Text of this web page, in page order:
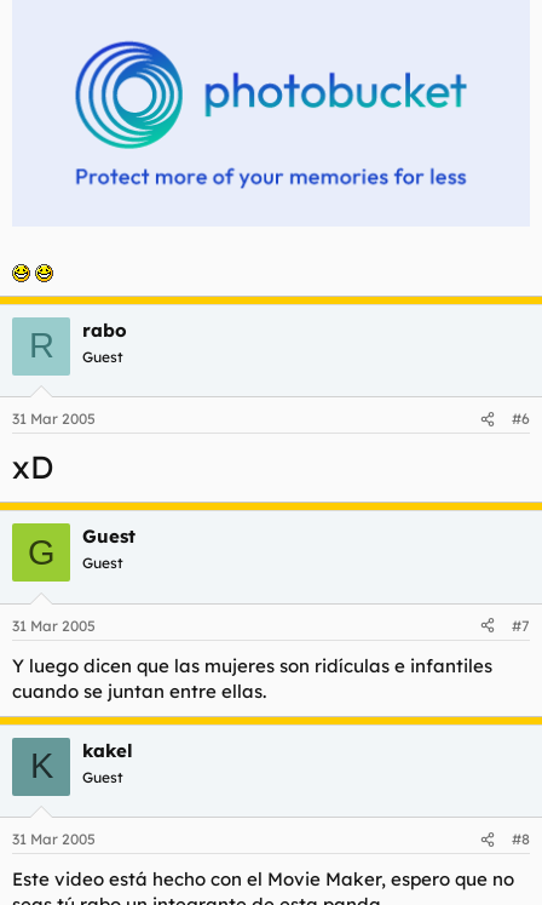
R rabo
Guest
31 Mar 2005 #6
xD
G Guest
Guest
31 Mar 2005 #7
Y luego dicen que las mujeres son ridículas e infantiles
cuando se juntan entre ellas.
K kakel
Guest
31 Mar 2005 #8
Este video está hecho con el Movie Maker, espero que no